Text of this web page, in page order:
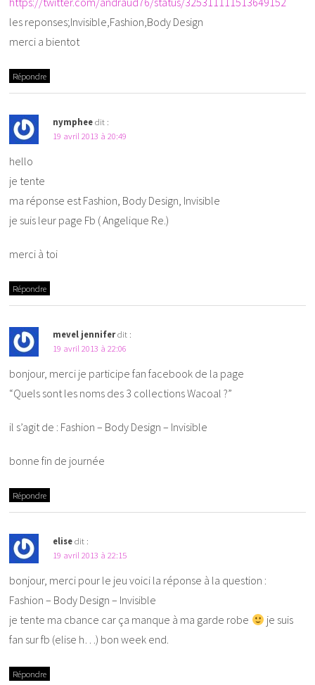
les reponses;Invisible,Fashion,Body Design
merci a bientot
Répondre
nymphee dit :
19 avril 2013 à 20:49
hello
je tente
ma réponse est Fashion, Body Design, Invisible
je suis leur page Fb ( Angelique Re.)
merci à toi
Répondre
mevel jenniferdit :
19 avril 2013 à 22:06
bonjour, merci je participe fan facebook de la page
“Quels sont les noms des 3 collections Wacoal ?”
il s’agit de : Fashion – Body Design – Invisible
bonne fin de journée
Répondre
elise dit :
19 avril 2013 à 22:15
bonjour, merci pour le jeu voici la réponse à la question :
Fashion – Body Design – Invisible
je tente ma cbance car ça manque à ma garde robe
je suis
fan sur fb (elise h…) bon week end.
Répondre